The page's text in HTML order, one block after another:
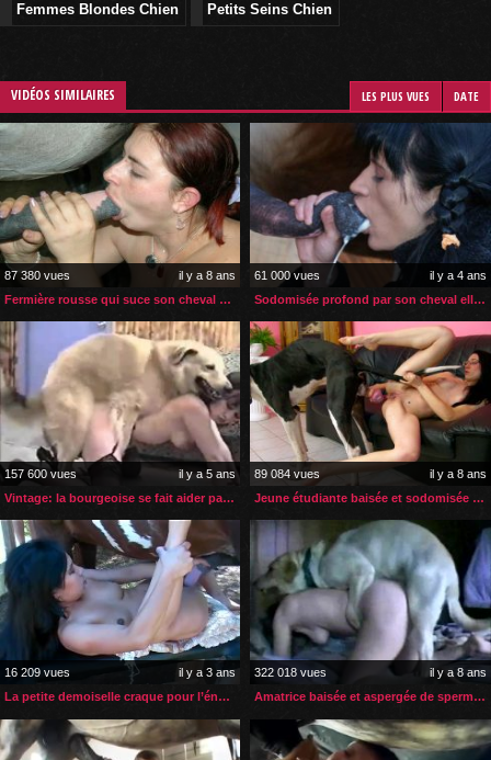
Femmes Blondes Chien
Petits Seins Chien
VIDÉOS SIMILAIRES LES PLUS VUES DATE
87 380 vues
il y a 8 ans
Fermière rousse qui suce son cheval pour du bon sexe
61 000 vues
il y a 4 ans
Sodomisée profond par son cheval elle boit son sperme
157 600 vues
il y a 5 ans
Vintage: la bourgeoise se fait aider par sa bonne avec le chien
89 084 vues
il y a 8 ans
Jeune étudiante baisée et sodomisée par son grand danois
16 209 vues
il y a 3 ans
La petite demoiselle craque pour l’énorme sexe de son cheval
322 018 vues
il y a 8 ans
Amatrice baisée et aspergée de sperme par son chien